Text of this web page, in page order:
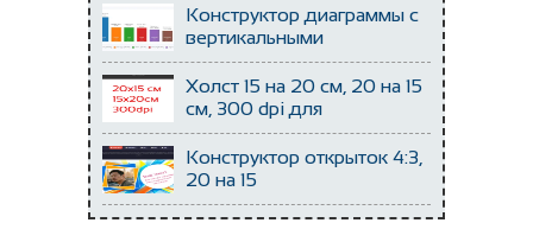
Конструктор диаграммы с
вертикальными
столбиками или
горизонтальными
полосами
Холст 15 на 20 см, 20 на 15
см, 300 dpi для
добавления и раскладки
изображений на холсте
Конструктор открыток 4:3,
20 на 15